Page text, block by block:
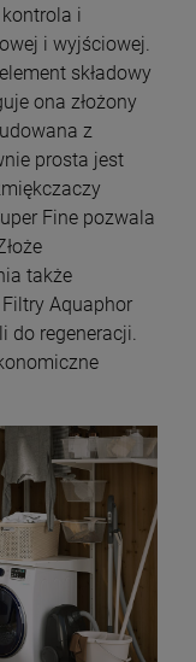
i
i wyjściowej.
składowy
ona złożony
z
prosta jest
Fine pozwala
także
Aquaphor
do regeneracji.